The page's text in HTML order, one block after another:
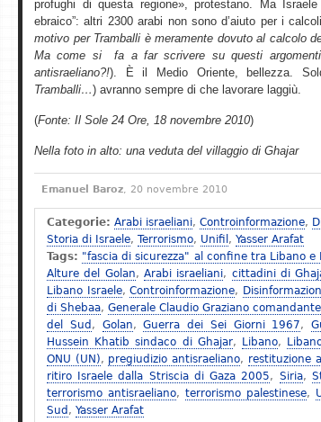
profughi di questa regione», protestano. Ma
ebraico”: altri 2300 arabi non sono d’aiuto per i
motivo per Tramballi è meramente dovuto al calcolo
Ma come si fa a far scrivere su questi argomenti
antisraeliano?!). È il Medio Oriente, bellezza.
Tramballi…) avranno sempre di che lavorare laggiù.
(Fonte: Il Sole 24 Ore, 18 novembre 2010)
Nella foto in alto: una veduta del villaggio di Ghajar
Emanuel Baroz, 20 novembre 2010
Categorie: Arabi israeliani, Controinformazione,
Storia di Israele, Terrorismo, Unifil , Yasser Arafat
Tags: "fascia di sicurezza" al confine tra Libano e
Alture del Golan,Arabi israeliani, cittadini di
Libano Israele,Controinformazione,
di Shebaa,Generale Claudio Graziano
del Sud , Golan,Guerra dei Sei Giorni 1967,
Hussein Khatib sindaco di Ghajar, Libano,
ONU (UN), pregiudizio antisraeliano, restituzione
ritiro Israele dalla Striscia di Gaza 2005, Siria,
terrorismo antisraeliano, terrorismo palestinese,
Sud , Yasser Arafat